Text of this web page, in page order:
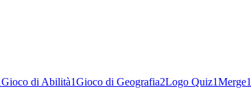
Gioco di Abilità1Gioco di Geografia2Logo Quiz1Merge1